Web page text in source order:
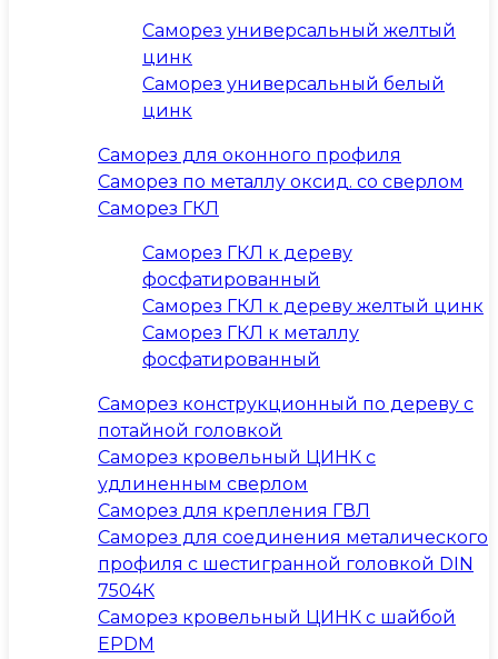
Саморез универсальный желтый
цинк
Саморез универсальный белый
цинк
Саморез для оконного профиля
Саморез по металлу оксид. со сверлом
Саморез ГКЛ
Саморез ГКЛ к дереву
фосфатированный
Саморез ГКЛ к дереву желтый цинк
Саморез ГКЛ к металлу
фосфатированный
Саморез конструкционный по дереву с
потайной головкой
Саморез кровельный ЦИНК с
удлиненным сверлом
Саморез для крепления ГВЛ
Саморез для соединения металического
профиля с шестигранной головкой DIN
7504К
Саморез кровельный ЦИНК с шайбой
EPDM